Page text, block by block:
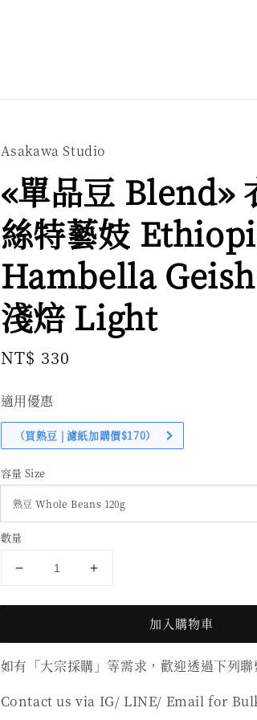
Asakawa Studio
«單品豆 Blend»
絲特藝妓
Hambella
淺焙 Light
Regular
NT$ 330
適用優惠
（買熟豆 | 濾紙加購價$170）
容量 Size
數量
加入購物車
如有「大宗採購」等需求，歡迎透過下列聯
Contact us via IG/ LINE/ Email for